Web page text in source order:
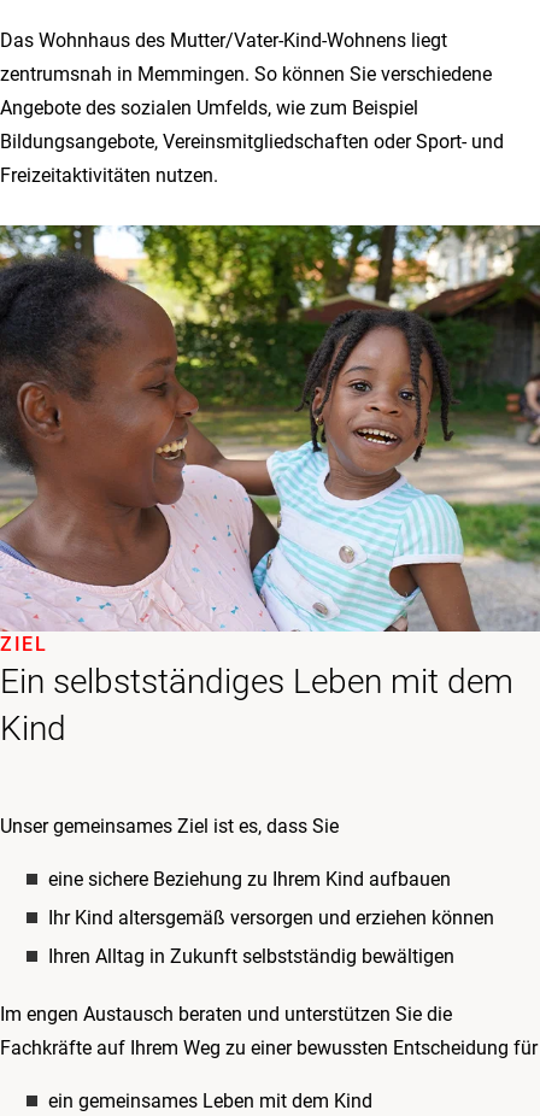
Das Wohnhaus des Mutter/Vater-Kind-Wohnens liegt
zentrumsnah in Memmingen. So können Sie verschiedene
Angebote des sozialen Umfelds, wie zum Beispiel
Bildungsangebote, Vereinsmitgliedschaften oder Sport- und
Freizeitaktivitäten nutzen.
Ein selbstständiges Leben mit dem
Kind
ZIEL
Unser gemeinsames Ziel ist es, dass Sie
eine sichere Beziehung zu Ihrem Kind aufbauen
Ihr Kind altersgemäß versorgen und erziehen können
Ihren Alltag in Zukunft selbstständig bewältigen
Im engen Austausch beraten und unterstützen Sie die
Fachkräfte auf Ihrem Weg zu einer bewussten Entscheidung für
ein gemeinsames Leben mit dem Kind